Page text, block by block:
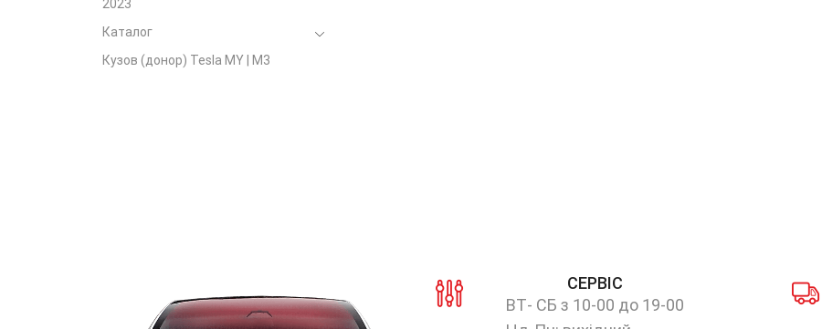
2023
Каталог
Кузов (донор) Tesla MY | M3
СЕРВІС
ВТ- СБ з 10-00 до 19-00